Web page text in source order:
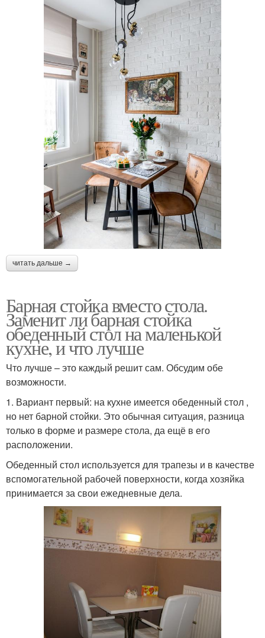
читать дальше →
Барная стойка вместо стола.
Заменит ли барная стойка
обеденный стол на маленькой
кухне, и что лучше
Что лучше – это каждый решит сам. Обсудим обе
возможности.
1. Вариант первый: на кухне имеется обеденный стол ,
но нет барной стойки. Это обычная ситуация, разница
только в форме и размере стола, да ещё в его
расположении.
Обеденный стол используется для трапезы и в качестве
вспомогательной рабочей поверхности, когда хозяйка
принимается за свои ежедневные дела.